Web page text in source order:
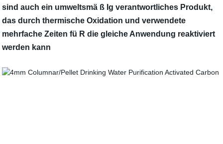
sind auch ein umweltsmä ß Ig verantwortliches Produkt,
das durch thermische Oxidation und verwendete
mehrfache Zeiten fü R die gleiche Anwendung reaktiviert
werden kann